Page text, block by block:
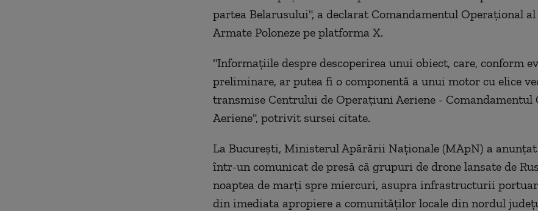
partea Belarusului", a declarat Comandamentul Operaţional
Armate Poloneze pe platforma X.
"Informaţiile despre descoperirea unui obiect, care, conform
preliminare, ar putea fi o componentă a unui motor cu elice
transmise Centrului de Operaţiuni Aeriene - Comandamentul
Aeriene", potrivit sursei citate.
La Bucureşti, Ministerul Apărării Naţionale (MApN) a
într-un comunicat de presă că grupuri de drone lansate de
noaptea de marţi spre miercuri, asupra infrastructurii
din imediata apropiere a comunităţilor locale din nordul